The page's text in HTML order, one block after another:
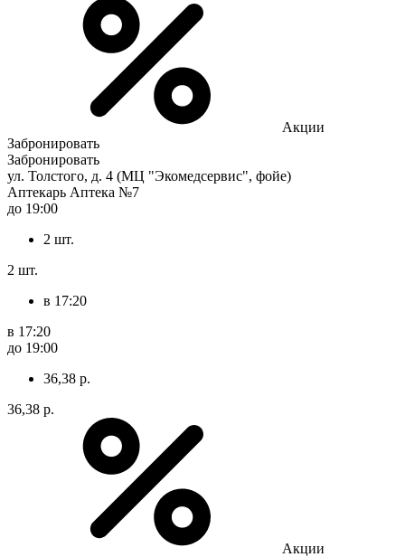
Акции
Забронировать
Забронировать
ул. Толстого, д. 4 (МЦ "Экомедсервис", фойе)
Аптекарь Аптека №7
до 19:00
2 шт.
2 шт.
в 17:20
в 17:20
до 19:00
36,38 р.
36,38 р.
Акции